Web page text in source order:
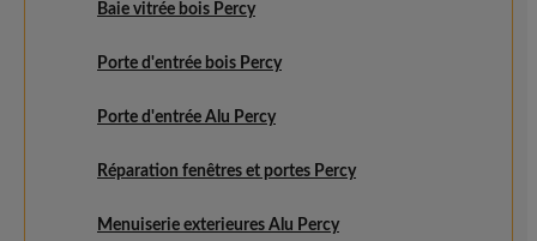
Baie vitrée bois Percy
Porte d'entrée bois Percy
Porte d'entrée Alu Percy
Réparation fenêtres et portes Percy
Menuiserie exterieures Alu Percy